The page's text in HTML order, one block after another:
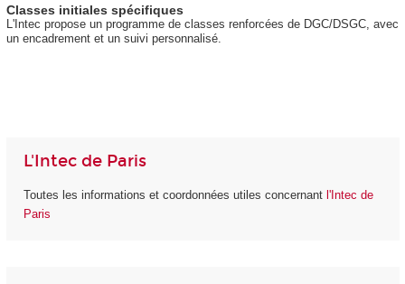
Classes initiales spécifiques
L'Intec propose un programme de classes renforcées de DGC/DSGC, avec
un encadrement et un suivi personnalisé.
L'Intec de Paris
Toutes les informations et coordonnées utiles concernant l'Intec de
Paris